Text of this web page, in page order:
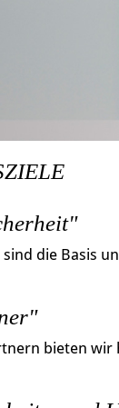
die Basis
bieten wir